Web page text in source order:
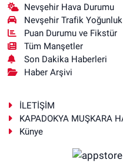
Nevşehir Hava Durumu
Nevşehir Trafik
Puan Durumu ve Fikstür
Tüm Manşetler
Son Dakika Haberleri
Haber Arşivi
İLETİŞİM
KAPADOKYA MUŞKARA
Künye